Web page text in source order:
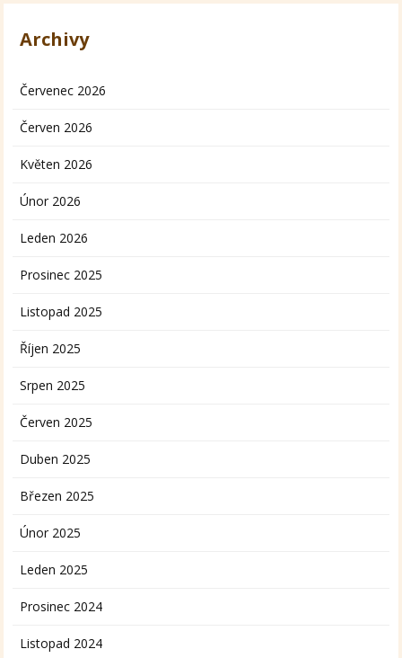
Archivy
Červenec 2026
Červen 2026
Květen 2026
Únor 2026
Leden 2026
Prosinec 2025
Listopad 2025
Říjen 2025
Srpen 2025
Červen 2025
Duben 2025
Březen 2025
Únor 2025
Leden 2025
Prosinec 2024
Listopad 2024